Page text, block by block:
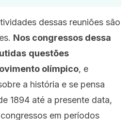
dessas reuniões são
Nos congressos dessa
questões
olímpico, e
a história e se pensa
1894 até a presente data,
em períodos